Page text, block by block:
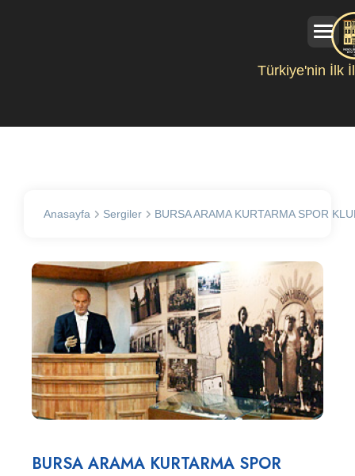
Türkiye'nin İlk
Anasayfa Sergiler BURSA ARAMA KURTARMA SPOR
BURSA ARAMA KURTARMA SPOR